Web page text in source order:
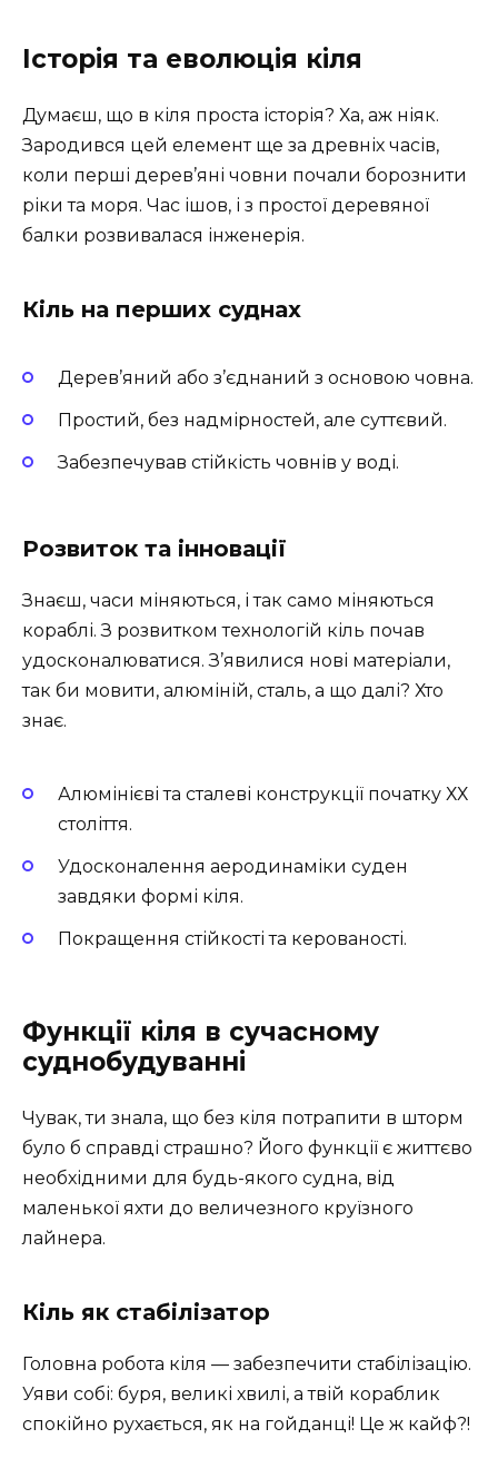
Історія та еволюція кіля
Думаєш, що в кіля проста історія? Ха, аж ніяк.
Зародився цей елемент ще за древніх часів,
коли перші дерев’яні човни почали борознити
ріки та моря. Час ішов, і з простої деревяної
балки розвивалася інженерія.
Кіль на перших суднах
Дерев’яний або з’єднаний з основою човна.
Простий, без надмірностей, але суттєвий.
Забезпечував стійкість човнів у воді.
Розвиток та інновації
Знаєш, часи міняються, і так само міняються
кораблі. З розвитком технологій кіль почав
удосконалюватися. З’явилися нові матеріали,
так би мовити, алюміній, сталь, а що далі? Хто
знає.
Алюмінієві та сталеві конструкції початку ХХ
століття.
Удосконалення аеродинаміки суден
завдяки формі кіля.
Покращення стійкості та керованості.
Функції кіля в сучасному
суднобудуванні
Чувак, ти знала, що без кіля потрапити в шторм
було б справді страшно? Його функції є життєво
необхідними для будь-якого судна, від
маленької яхти до величезного круїзного
лайнера.
Кіль як стабілізатор
Головна робота кіля — забезпечити стабілізацію.
Уяви собі: буря, великі хвилі, а твій кораблик
спокійно рухається, як на гойданці! Це ж кайф?!